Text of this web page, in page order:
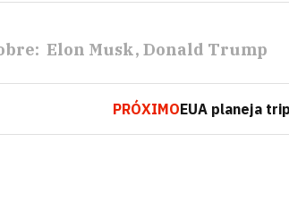
Elon Musk Donald Trump
PRÓXIMOEUA planeja